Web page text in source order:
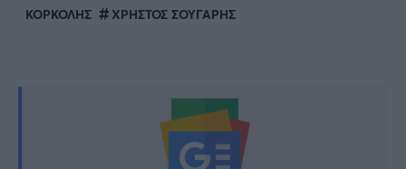
ΚΟΡΚΟΛΗΣ
ΧΡΗΣΤΟΣ ΣΟΥΓΑΡΗΣ